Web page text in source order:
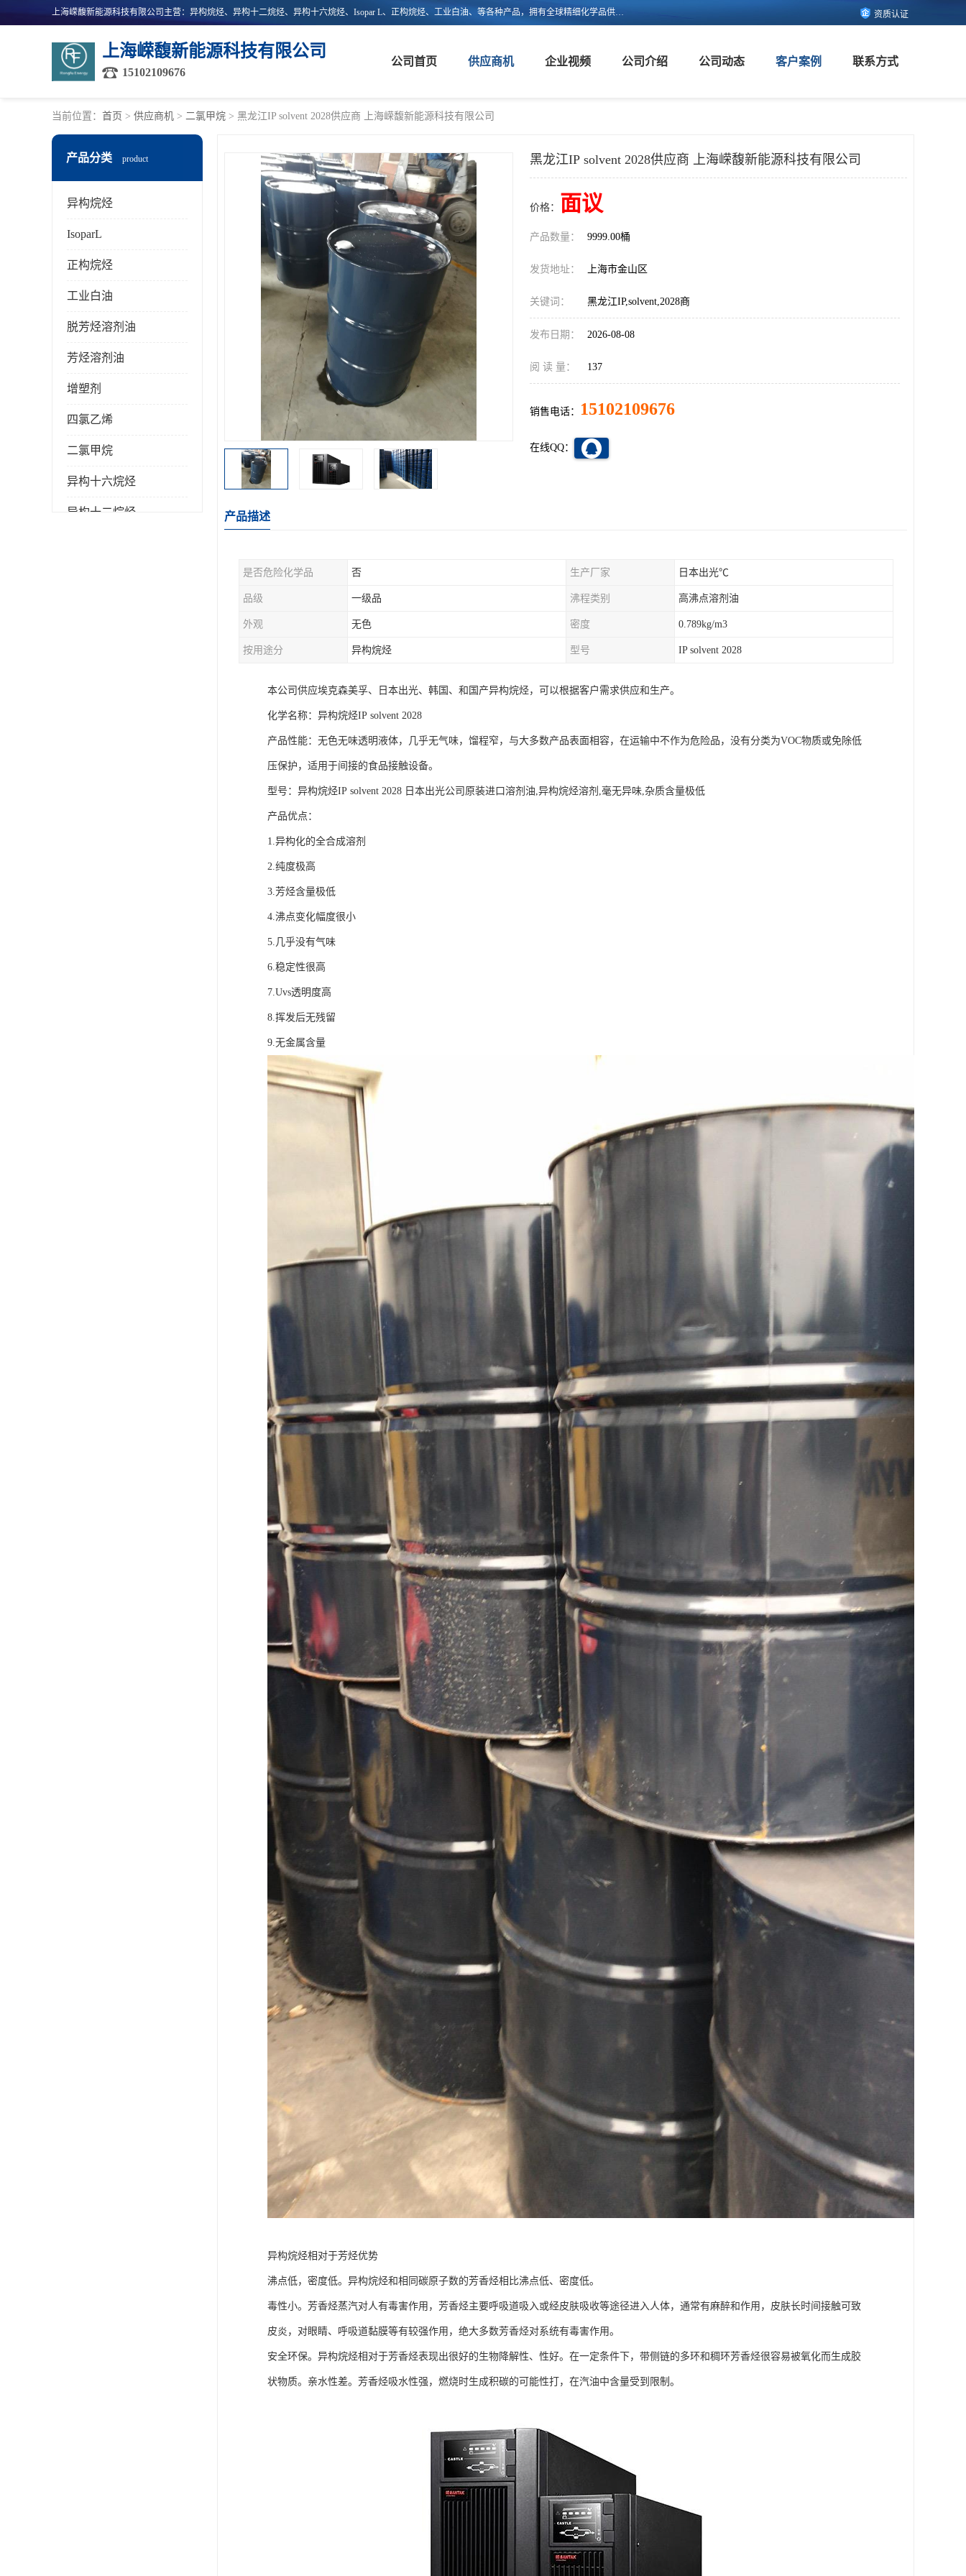
上海嵘馥新能源科技有限公司主营：异构烷烃、异构十二烷烃、异构十六烷烃、Isopar L、正构烷烃、工业白油、等各种产品，拥有全球精细化学品供应链的整合和服务能力，不仅提供自主研发的特种溶剂化学品，还集成了来自欧美、日韩的优质溶剂资源，为市场提供世界级优质溶剂。欢迎广大客户来电咨询！ 资质认证
上海嵘馥新能源科技有限公司
15102109676
公司首页 供应商机 企业视频 公司介绍 公司动态 客户案例 联系方式
当前位置： 首页 > 供应商机 > 二氯甲烷 > 黑龙江IP solvent 2028供应商 上海嵘馥新能源科技有限公司
产品分类 product
异构烷烃
IsoparL
正构烷烃
工业白油
脱芳烃溶剂油
芳烃溶剂油
增塑剂
四氯乙烯
二氯甲烷
异构十六烷烃
异构十二烷烃
黑龙江IP solvent 2028供应商 上海嵘馥新能源科技有限公司
价格： 面议
产品数量： 9999.00桶
发货地址： 上海市金山区
关键词： 黑龙江IP,solvent,2028商
发布日期： 2026-08-08
阅 读 量： 137
销售电话： 15102109676
在线QQ：
产品描述
是否危险化学品 否 生产厂家 日本出光℃
品级 一级品 沸程类别 高沸点溶剂油
外观 无色 密度 0.789kg/m3
按用途分 异构烷烃 型号 IP solvent 2028
本公司供应埃克森美孚、日本出光、韩国、和国产异构烷烃，可以根据客户需求供应和生产。
化学名称：异构烷烃IP solvent 2028
产品性能：无色无味透明液体，几乎无气味，馏程窄，与大多数产品表面相容，在运输中不作为危险品，没有分类为VOC物质或免除低
压保护，适用于间接的食品接触设备。
型号：异构烷烃IP solvent 2028 日本出光公司原装进口溶剂油,异构烷烃溶剂,毫无异味,杂质含量极低
产品优点：
1.异构化的全合成溶剂
2.纯度极高
3.芳烃含量极低
4.沸点变化幅度很小
5.几乎没有气味
6.稳定性很高
7.Uvs透明度高
8.挥发后无残留
9.无金属含量
异构烷烃相对于芳烃优势
沸点低，密度低。异构烷烃和相同碳原子数的芳香烃相比沸点低、密度低。
毒性小。芳香烃蒸汽对人有毒害作用，芳香烃主要呼吸道吸入或经皮肤吸收等途径进入人体，通常有麻醉和作用，皮肤长时间接触可致
皮炎，对眼睛、呼吸道黏膜等有较强作用，绝大多数芳香烃对系统有毒害作用。
安全环保。异构烷烃相对于芳香烃表现出很好的生物降解性、性好。在一定条件下，带侧链的多环和稠环芳香烃很容易被氧化而生成胶
状物质。亲水性差。芳香烃吸水性强，燃烧时生成积碳的可能性打，在汽油中含量受到限制。